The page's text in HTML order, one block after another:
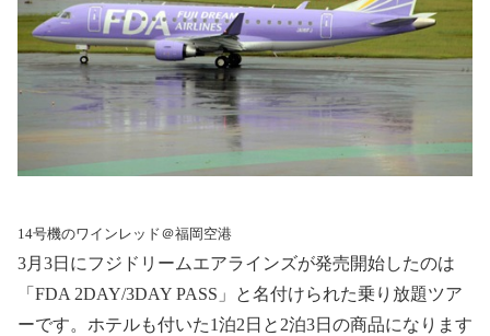
14号機のワインレッド＠福岡空港
3月 3日にフジドリームエアラインズが発売開始したのは
「 FDA 2DAY/3DAY PASS 」と名付けられた乗り放題ツア
ーです。ホテルも付いた1泊2 日と 2泊3日の商品になります